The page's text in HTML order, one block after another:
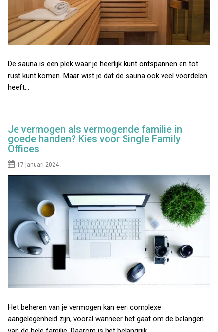
De sauna is een plek waar je heerlijk kunt ontspannen en tot
rust kunt komen. Maar wist je dat de sauna ook veel voordelen
heeft…
Je vermogen als vermogende familie in
goede handen? Kies voor Single Family
Offices
17 januari 2024
Het beheren van je vermogen kan een complexe
aangelegenheid zijn, vooral wanneer het gaat om de belangen